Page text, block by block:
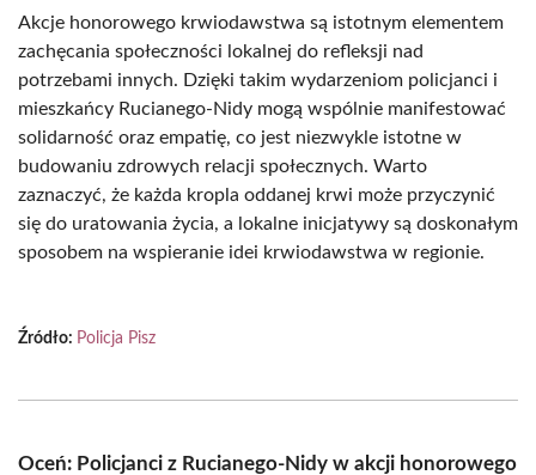
Akcje honorowego krwiodawstwa są istotnym elementem
zachęcania społeczności lokalnej do refleksji nad
potrzebami innych. Dzięki takim wydarzeniom policjanci i
mieszkańcy Rucianego-Nidy mogą wspólnie manifestować
solidarność oraz empatię, co jest niezwykle istotne w
budowaniu zdrowych relacji społecznych. Warto
zaznaczyć, że każda kropla oddanej krwi może przyczynić
się do uratowania życia, a lokalne inicjatywy są doskonałym
sposobem na wspieranie idei krwiodawstwa w regionie.
Źródło: Policja Pisz
Oceń: Policjanci z Rucianego-Nidy w akcji honorowego